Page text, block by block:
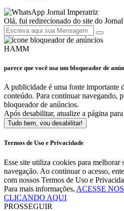
Jornal Imperatriz
Olá, fui redirecionado do site do
HAMM
parece que você usa um bloqueador de
A publicidade é uma fonte importante
conteúdo. Para continuar navegando,
bloqueador de anúncios.
Após desabilitar, atualize a página
Tudo bem, vou desabilitar!
Termos de Uso e Privacidade
Esse site utiliza cookies para melhorar
navegação. Ao continuar o acesso,
com nossos Termos de Uso e
Para mais informações, ACESSE
CLICANDO AQUI
PROSSEGUIR